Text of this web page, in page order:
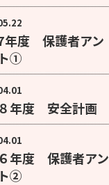
年度 保護者アン
①
年度 安全計画
年度 保護者アン
②